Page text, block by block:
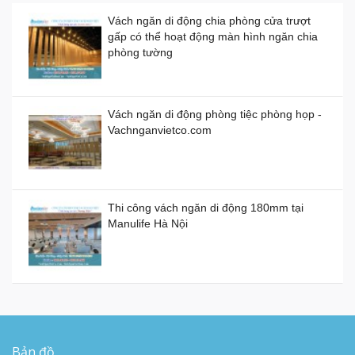
Demo Vách Ngăn Di Động cho Văn Phòng
Vách ngăn di động bằng nhựa giá thành
bao nhiêu 1 mét vuông?
Vách ngăn di động bằng gỗ, kính, nhựa
Vách ngăn kính di động giá rẻ
Vách ngăn di động chia phòng cửa trượt
gấp có thể hoạt động màn hình ngăn chia
phòng tường
Vách ngăn di động phòng tiệc phòng họp -
Vachnganvietco.com
Thi công vách ngăn di động 180mm tại
Manulife Hà Nội
Campuchia